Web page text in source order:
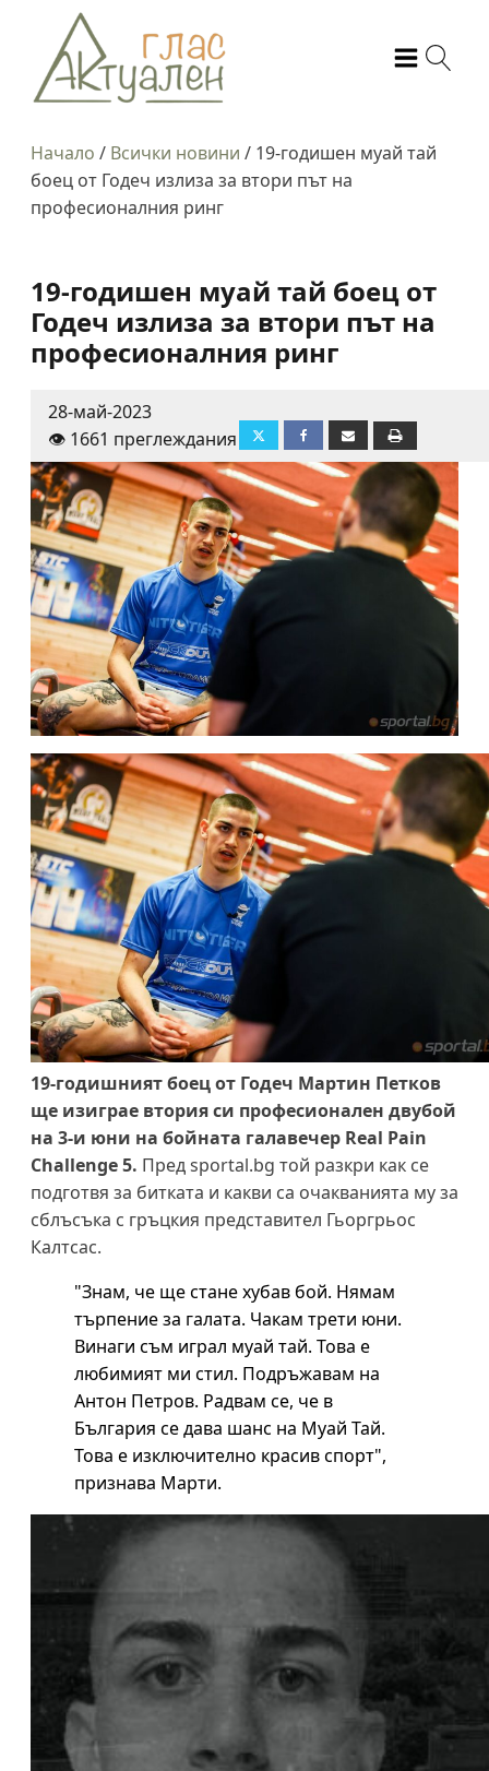
Начало / Всички новини / 19-годишен муай тай
боец от Годеч излиза за втори път на
професионалния ринг
19-годишен муай тай боец от
Годеч излиза за втори път на
професионалния ринг
28-май-2023
👁️ 1661 преглеждания
19-годишният боец от Годеч Мартин Петков
ще изиграе втория си професионален двубой
на 3-и юни на бойната галавечер Real Pain
Challenge 5. Пред sportal.bg той разкри как се
подготвя за битката и какви са очакванията му за
сблъсъка с гръцкия представител Гьоргрьос
Калтсас.
"Знам, че ще стане хубав бой. Нямам
търпение за галата. Чакам трети юни.
Винаги съм играл муай тай. Това е
любимият ми стил. Подръжавам на
Антон Петров. Радвам се, че в
България се дава шанс на Муай Тай.
Това е изключително красив спорт",
признава Марти.